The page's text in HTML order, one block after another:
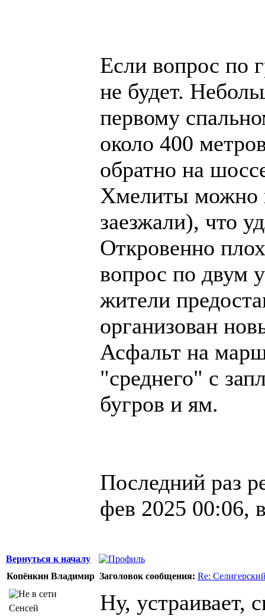
Если вопрос по
не будет.
первому
около 400
обратно на
Хмелиты можно
заезжали), что
Откровенно
вопрос по двум
жители
организован
Асфальт на
"среднего" с
бугров и ям.
Последний раз
фев 2025 00:06,
Вернуться к началу
Копёнкин Владимир Заголовок сообщения: Re:
Сенсей Ну, устраивает,